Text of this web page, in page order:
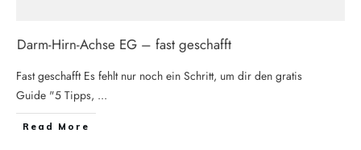
Darm-Hirn-Achse EG – fast geschafft
Fast geschafft Es fehlt nur noch ein Schritt, um dir den gratis
Guide "5 Tipps, ...
Read More